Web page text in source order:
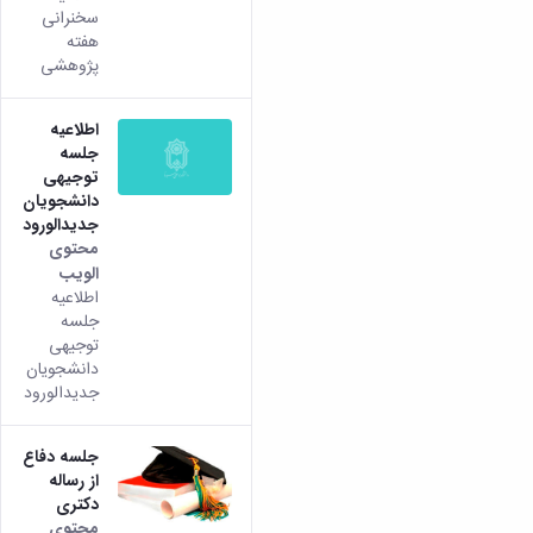
النتيجة
الإصدار
من هذا
سخنرانی
هفته
پژوهشی
اطلاعیه
جلسه
توجیهی
دانشجویان
جدیدالورود
محتوى
الويب
من
الإصدار
من هذا
اطلاعیه
جلسه
توجیهی
دانشجویان
جدیدالورود
جلسه دفاع
از رساله
دکتری
محتوى